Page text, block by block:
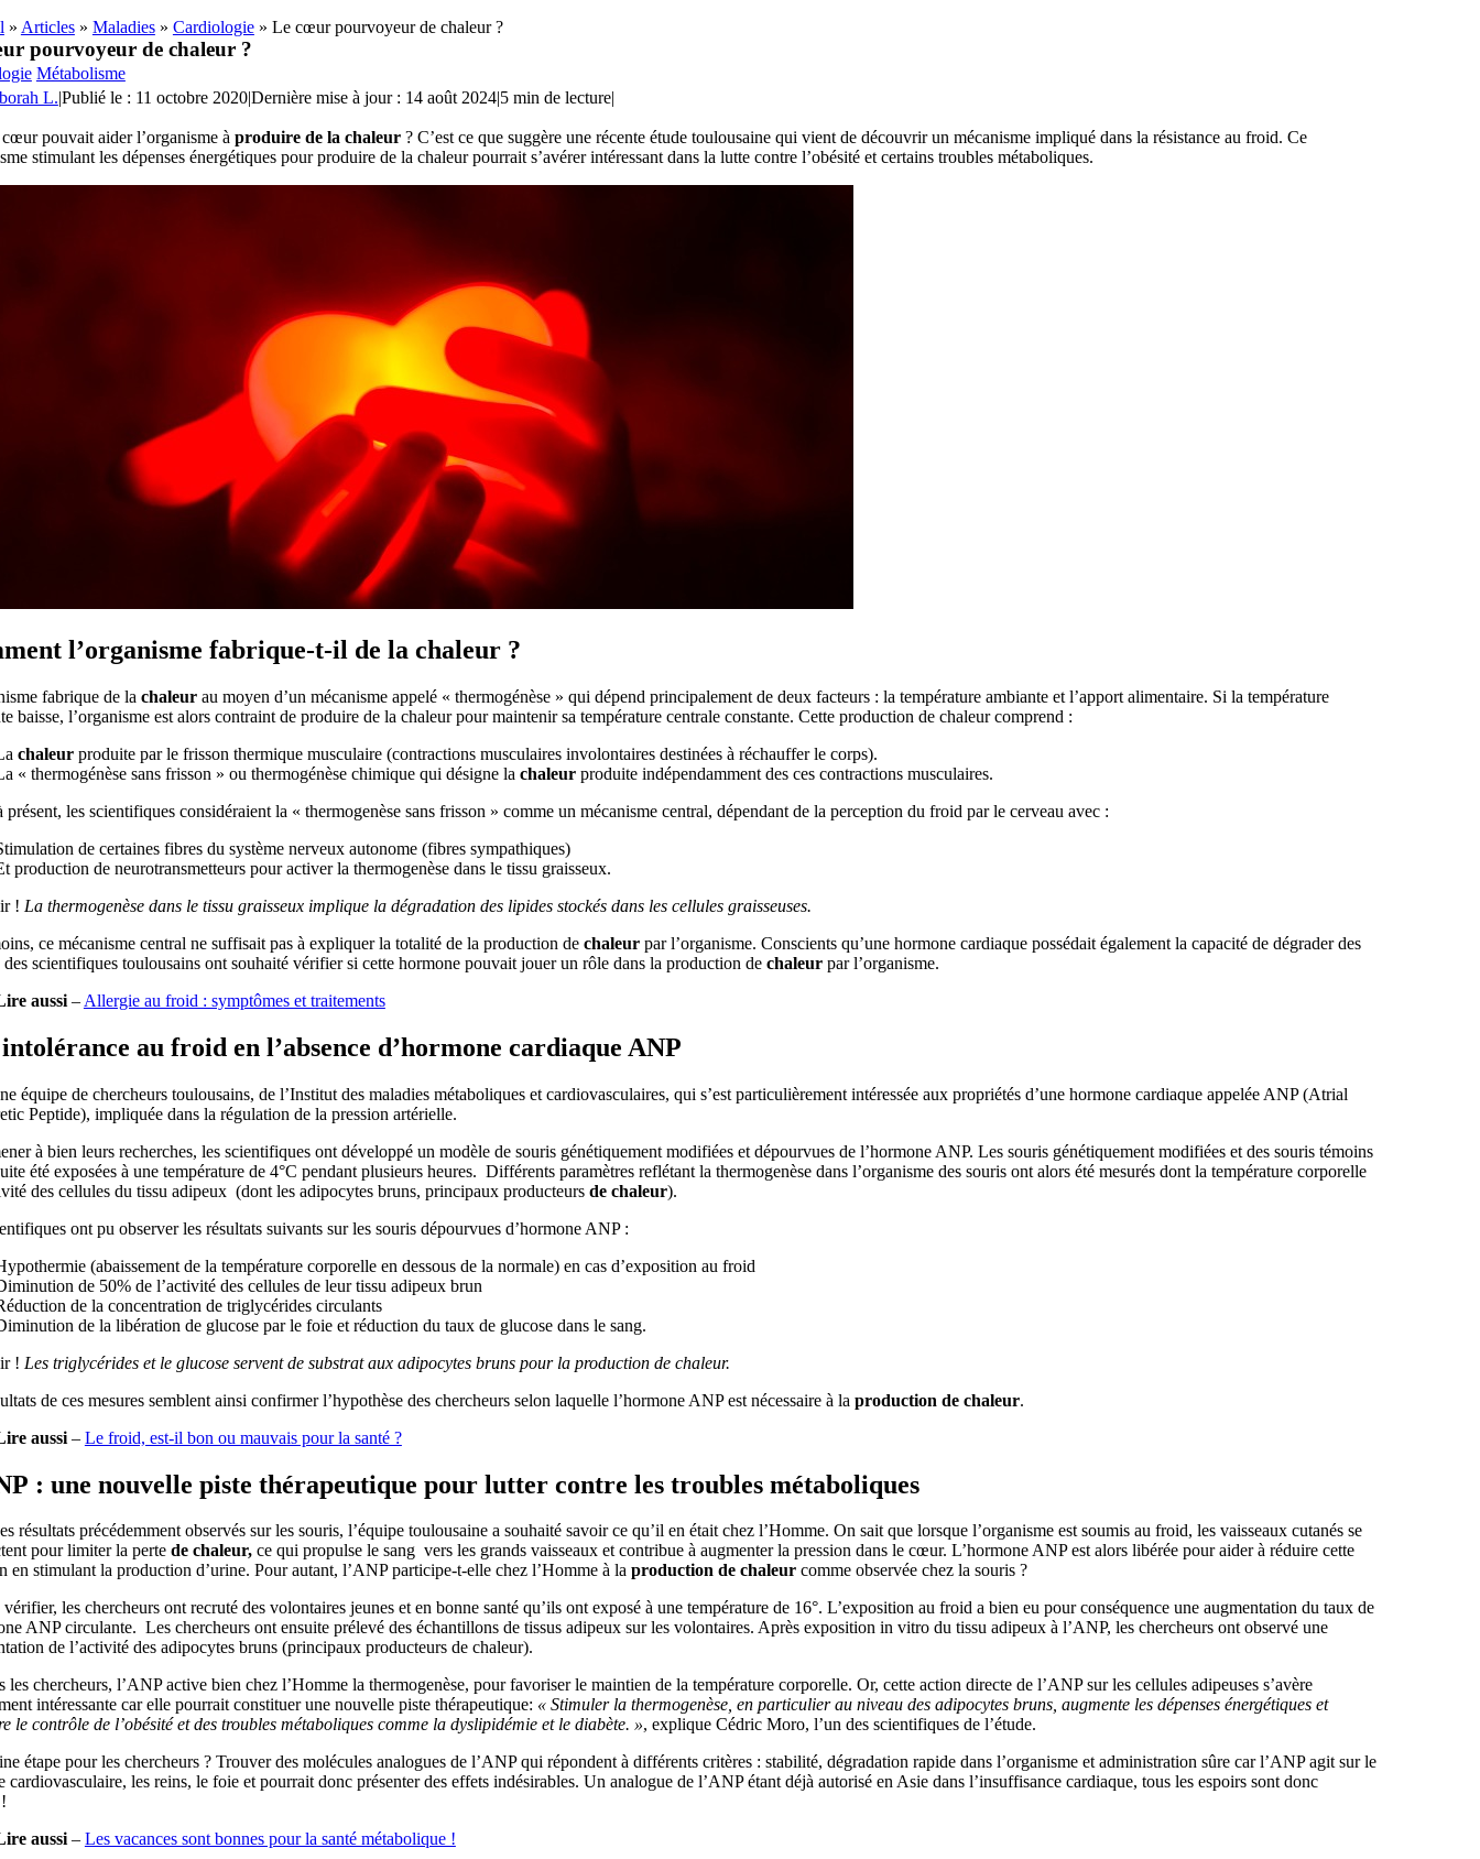
» Articles» Maladies» Cardiologie» Le cœur pourvoyeur de chaleur ?
pourvoyeur de chaleur ?
Métabolisme
L.|Publié le : 11 octobre 2020|Dernière mise à jour : 14 août 2024|5 min de lecture|
pouvait aider l’organisme à produire de la chaleur? C’est ce que suggère une récente étude toulousaine qui vient de découvrir un mécanisme impliqué dans la résistance au froid. Ce
stimulant les dépenses énergétiques pour produire de la chaleur pourrait s’avérer intéressant dans la lutte contre l’obésité et certains troubles métaboliques.
l’organisme fabrique-t-il de la chaleur ?
fabrique de la chaleurau moyen d’un mécanisme appelé « thermogénèse » qui dépend principalement de deux facteurs : la température ambiante et l’apport alimentaire. Si la température
baisse, l’organisme est alors contraint de produire de la chaleur pour maintenir sa température centrale constante. Cette production de chaleur comprend :
chaleurproduite par le frisson thermique musculaire (contractions musculaires involontaires destinées à réchauffer le corps).
« thermogénèse sans frisson » ou thermogénèse chimique qui désigne la chaleur produite indépendamment des ces contractions musculaires.
présent, les scientifiques considéraient la « thermogenèse sans frisson » comme un mécanisme central, dépendant de la perception du froid par le cerveau avec :
de certaines fibres du système nerveux autonome (fibres sympathiques)
production de neurotransmetteurs pour activer la thermogenèse dans le tissu graisseux.
! La thermogenèse dans le tissu graisseux implique la dégradation des lipides stockés dans les cellules graisseuses.
ce mécanisme central ne suffisait pas à expliquer la totalité de la production de chaleurpar l’organisme. Conscients qu’une hormone cardiaque possédait également la capacité de dégrader des
scientifiques toulousains ont souhaité vérifier si cette hormone pouvait jouer un rôle dans la production de chaleurpar l’organisme.
aussi– Allergie au froid : symptômes et traitements
au froid en l’absence d’hormone cardiaque ANP
équipe de chercheurs toulousains, de l’Institut des maladies métaboliques et cardiovasculaires, qui s’est particulièrement intéressée aux propriétés d’une hormone cardiaque appelée ANP (Atrial
Peptide), impliquée dans la régulation de la pression artérielle.
à bien leurs recherches, les scientifiques ont développé un modèle de souris génétiquement modifiées et dépourvues de l’hormone ANP. Les souris génétiquement modifiées et des souris témoins
été exposées à une température de 4°C pendant plusieurs heures. Différents paramètres reflétant la thermogenèse dans l’organisme des souris ont alors été mesurés dont la température corporelle
des cellules du tissu adipeux (dont les adipocytes bruns, principaux producteurs de chaleur).
ont pu observer les résultats suivants sur les souris dépourvues d’hormone ANP :
(abaissement de la température corporelle en dessous de la normale) en cas d’exposition au froid
de 50% de l’activité des cellules de leur tissu adipeux brun
de la concentration de triglycérides circulants
de la libération de glucose par le foie et réduction du taux de glucose dans le sang.
! Les triglycérides et le glucose servent de substrat aux adipocytes bruns pour la production de chaleur.
de ces mesures semblent ainsi confirmer l’hypothèse des chercheurs selon laquelle l’hormone ANP est nécessaire à la production de chaleur.
aussi– Le froid, est-il bon ou mauvais pour la santé ?
: une nouvelle piste thérapeutique pour lutter contre les troubles métaboliques
résultats précédemment observés sur les souris, l’équipe toulousaine a souhaité savoir ce qu’il en était chez l’Homme. On sait que lorsque l’organisme est soumis au froid, les vaisseaux cutanés se
pour limiter la perte de chaleur,ce qui propulse le sang vers les grands vaisseaux et contribue à augmenter la pression dans le cœur. L’hormone ANP est alors libérée pour aider à réduire cette
en stimulant la production d’urine. Pour autant, l’ANP participe-t-elle chez l’Homme à la production de chaleurcomme observée chez la souris ?
les chercheurs ont recruté des volontaires jeunes et en bonne santé qu’ils ont exposé à une température de 16°. L’exposition au froid a bien eu pour conséquence une augmentation du taux de
ANP circulante. Les chercheurs ont ensuite prélevé des échantillons de tissus adipeux sur les volontaires. Après exposition in vitro du tissu adipeux à l’ANP, les chercheurs ont observé une
de l’activité des adipocytes bruns (principaux producteurs de chaleur).
les chercheurs, l’ANP active bien chez l’Homme la thermogenèse, pour favoriser le maintien de la température corporelle. Or, cette action directe de l’ANP sur les cellules adipeuses s’avère
intéressante car elle pourrait constituer une nouvelle piste thérapeutique: « Stimuler la thermogenèse, en particulier au niveau des adipocytes bruns, augmente les dépenses énergétiques et
le contrôle de l’obésité et des troubles métaboliques comme la dyslipidémie et le diabète. », explique Cédric Moro, l’un des scientifiques de l’étude.
étape pour les chercheurs ? Trouver des molécules analogues de l’ANP qui répondent à différents critères : stabilité, dégradation rapide dans l’organisme et administration sûre car l’ANP agit sur le
cardiovasculaire, les reins, le foie et pourrait donc présenter des effets indésirables. Un analogue de l’ANP étant déjà autorisé en Asie dans l’insuffisance cardiaque, tous les espoirs sont donc
aussi– Les vacances sont bonnes pour la santé métabolique !